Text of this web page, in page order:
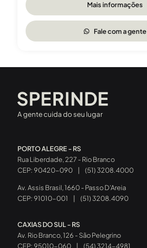
Mais informações
Fale com a gente
A gente cuida do seu lugar
PORTO ALEGRE - RS
Rua Liberdade, 227 - Rio Branco
CEP: 90420-090
(51) 3208.4000
Av. Assis Brasil, 1660 - Passo D’Areia
CEP: 91010-001
(51) 3208.4090
CAXIAS DO SUL - RS
Av. Rio Branco, 126 - São Pelegrino
CEP: 95010-060
(54) 3214-4981